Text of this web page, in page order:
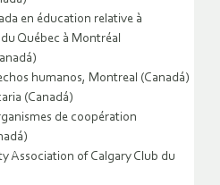
en éducation relative à
Québec à Montréal
humanos, Montreal (Canadá)
(Canadá)
de coopération
Association of Calgary Club du